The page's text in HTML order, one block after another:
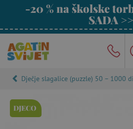
-20 % na školske
SADA >>
Dječje slagalice (puzzle) 50 – 1000
DJECO